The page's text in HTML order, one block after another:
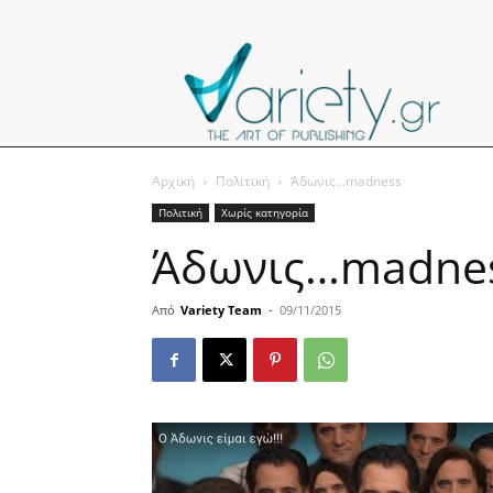
Αρχική Πολιτική Άδωνις…madness
Πολιτική Χωρίς κατηγορία
Από Variety Team - 09/11/2015